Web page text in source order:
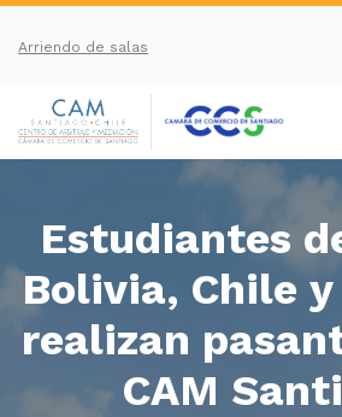
Arriendo de salas
Estudiantes
Bolivia, Chile
realizan
CAM